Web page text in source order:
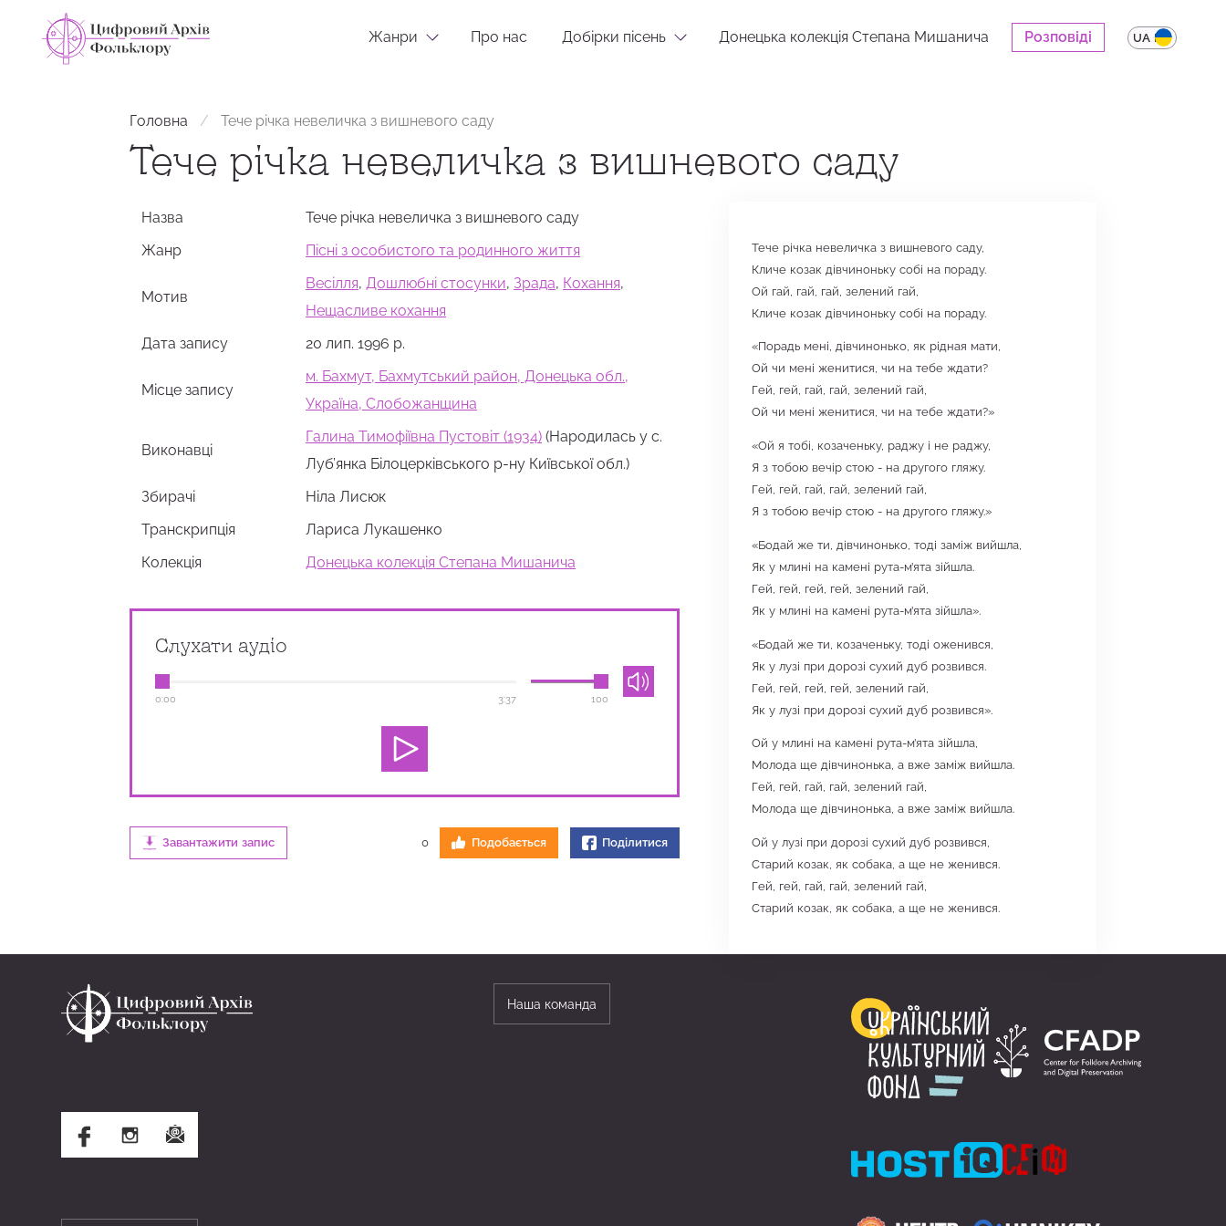
UA EN
Жанри Про нас Добірки пісень Донецька колекція Степана Мишанича Розповіді
Головна Тече річка невеличка з вишневого саду
Тече річка невеличка з вишневого саду
Назва Тече річка невеличка з вишневого саду
Жанр Пісні з особистого та родинного життя
Мотив
Весілля, Дошлюбні стосунки, Зрада, Кохання,
Нещасливе кохання
Дата запису 20 лип. 1996 р.
Місце запису
м. Бахмут, Бахмутський район, Донецька обл.,
Україна, Слобожанщина
Виконавці
Галина Тимофіївна Пустовіт (1934) (Народилась у с.
Луб’янка Білоцерківського р-ну Київської обл.)
Збирачi Ніла Лисюк
Транскрипція Лариса Лукашенко
Колекція Донецька колекція Степана Мишанича
Слухати аудіо
0:00 3:37 100
Завантажити запис 0 Подобається Поділитися
Тече річка невеличка з вишневого саду,
Кличе козак дівчиноньку собі на пораду.
Ой гай, гай, гай, зелений гай,
Кличе козак дівчиноньку собі на пораду.
«Порадь мені, дівчинонько, як рідная мати,
Ой чи мені женитися, чи на тебе ждати?
Гей, гей, гай, гай, зелений гай,
Ой чи мені женитися, чи на тебе ждати?»
«Ой я тобі, козаченьку, раджу і не раджу,
Я з тобою вечір стою - на другого гляжу.
Гей, гей, гай, гай, зелений гай,
Я з тобою вечір стою - на другого гляжу.»
«Бодай же ти, дівчинонько, тоді заміж вийшла,
Як у млині на камені рута-м’ята зійшла.
Гей, гей, гей, гей, зелений гай,
Як у млині на камені рута-м’ята зійшла».
«Бодай же ти, козаченьку, тоді оженився,
Як у лузі при дорозі сухий дуб розвився.
Гей, гей, гей, гей, зелений гай,
Як у лузі при дорозі сухий дуб розвився».
Ой у млині на камені рута-м’ята зійшла,
Молода ще дівчинонька, а вже заміж вийшла.
Гей, гей, гай, гай, зелений гай,
Молода ще дівчинонька, а вже заміж вийшла.
Ой у лузі при дорозі сухий дуб розвився,
Старий козак, як собака, а ще не женився.
Гей, гей, гай, гай, зелений гай,
Старий козак, як собака, а ще не женився.
Наша команда